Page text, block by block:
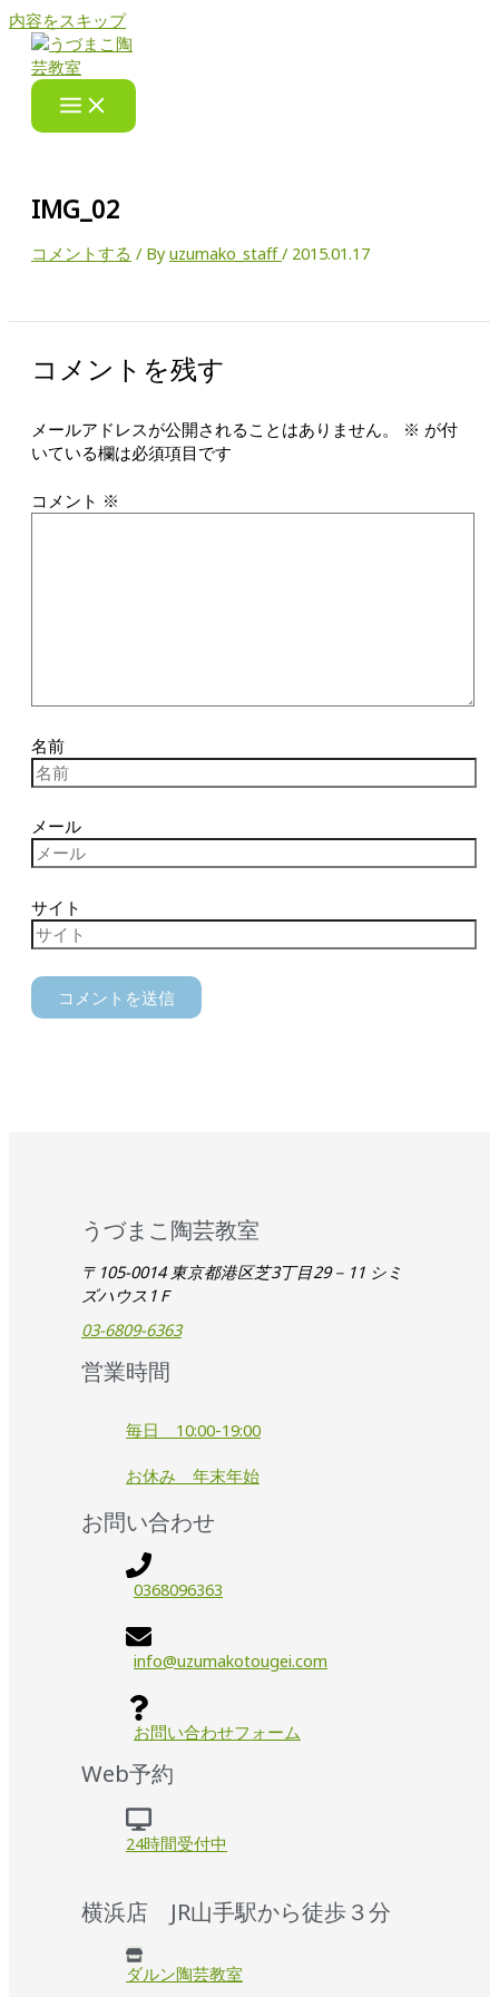
内容をスキップ
IMG_02
コメントする / Byuzumako_staff/ 2015.01.17
コメントを残す
メールアドレスが公開されることはありません。 ※ が付
いている欄は必須項目です
コメント ※
名前
メール
サイト
うづまこ陶芸教室
〒105-0014 東京都港区芝3丁目29－11 シミ
ズハウス1Ｆ
03-6809-6363
営業時間
毎日 10:00-19:00
お休み 年末年始
お問い合わせ
0368096363
info@uzumakotougei.com
お問い合わせフォーム
Web予約
24時間受付中
横浜店 JR山手駅から徒歩３分
ダルン陶芸教室